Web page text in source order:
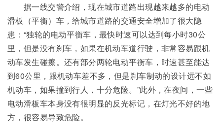
据一线交警介绍，现在城市道路出现越来越多的电动
滑板（平衡）车，给城市道路的交通安全增加了很大隐
患：“独轮的电动平衡车，最快时速可以达到每小时30公
里，但是没有刹车，如果在机动车道行驶，非常容易跟机
动车发生碰擦。还有部分两轮电动平衡车，时速甚至能达
到60公里，跟机动车差不多，但是刹车制动的设计远不如
机动车，如果撞到行人，十分危险。”此外，在夜间，一些
电动滑板车本身没有很明显的反光标记，在灯光不好的地
方，很容易导致危险。